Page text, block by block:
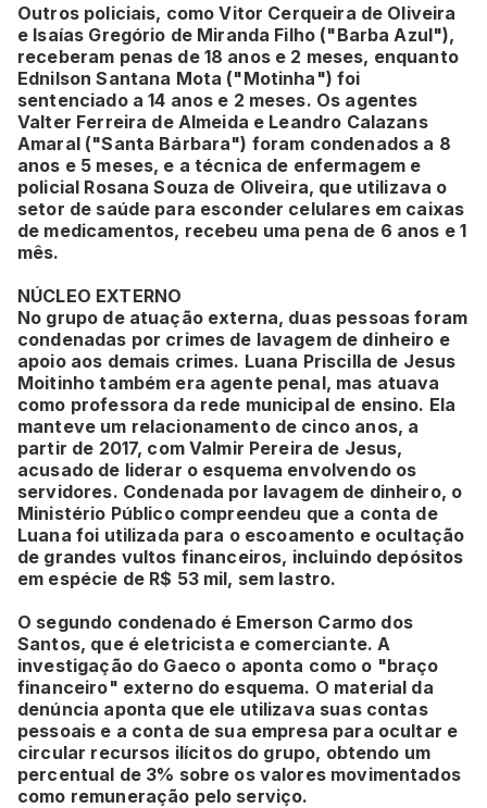
Outros policiais, como Vitor Cerqueira de Oliveira
e Isaías Gregório de Miranda Filho ("Barba Azul"),
receberam penas de 18 anos e 2 meses, enquanto
Ednilson Santana Mota ("Motinha") foi
sentenciado a 14 anos e 2 meses. Os agentes
Valter Ferreira de Almeida e Leandro Calazans
Amaral ("Santa Bárbara") foram condenados a 8
anos e 5 meses, e a técnica de enfermagem e
policial Rosana Souza de Oliveira, que utilizava o
setor de saúde para esconder celulares em caixas
de medicamentos, recebeu uma pena de 6 anos e 1
mês.
NÚCLEO EXTERNO
No grupo de atuação externa, duas pessoas foram
condenadas por crimes de lavagem de dinheiro e
apoio aos demais crimes. Luana Priscilla de Jesus
Moitinho também era agente penal, mas atuava
como professora da rede municipal de ensino. Ela
manteve um relacionamento de cinco anos, a
partir de 2017, com Valmir Pereira de Jesus,
acusado de liderar o esquema envolvendo os
servidores. Condenada por lavagem de dinheiro, o
Ministério Público compreendeu que a conta de
Luana foi utilizada para o escoamento e ocultação
de grandes vultos financeiros, incluindo depósitos
em espécie de R$ 53 mil, sem lastro.
O segundo condenado é Emerson Carmo dos
Santos, que é eletricista e comerciante. A
investigação do Gaeco o aponta como o "braço
financeiro" externo do esquema. O material da
denúncia aponta que ele utilizava suas contas
pessoais e a conta de sua empresa para ocultar e
circular recursos ilícitos do grupo, obtendo um
percentual de 3% sobre os valores movimentados
como remuneração pelo serviço.